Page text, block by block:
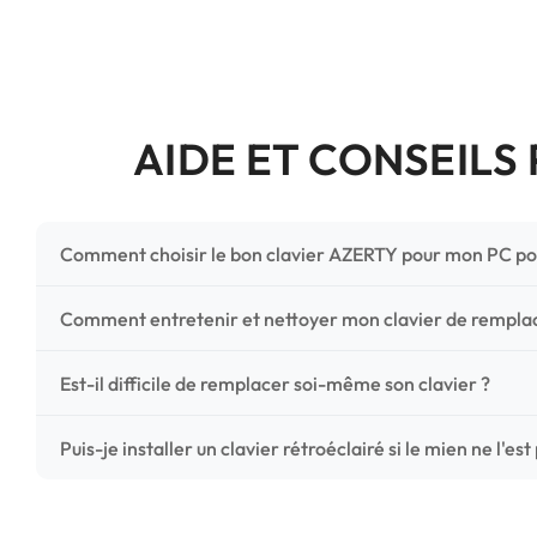
AIDE ET CONSEILS
Comment choisir le bon clavier AZERTY pour mon PC
Pour ne pas vous tromper, vérifiez trois points critiques
Comment entretenir et nettoyer mon clavier de
Un entretien régulier prolonge la vie de vos touches.
Est-il difficile de remplacer soi-même son clavier ?
C'est une réparation accessible et très économique !
Puis-je installer un clavier rétroéclairé si le mien ne l'est